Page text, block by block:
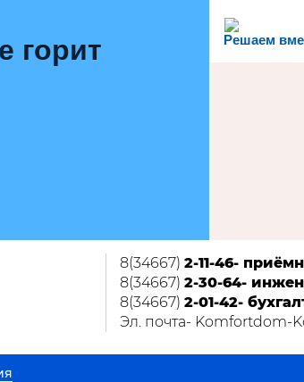
Решаем
горит
8(34667) 2-11-46-
8(34667) 2-30-64-
8(34667) 2-01-42-
Эл. почта- Komfortdom-